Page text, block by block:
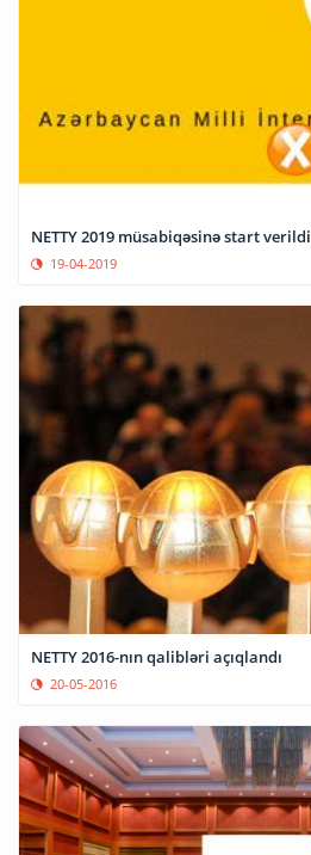
NETTY 2019 müsabiqəsinə start verildi
19-04-2019
NETTY 2016-nın qalibləri açıqlandı
20-05-2016